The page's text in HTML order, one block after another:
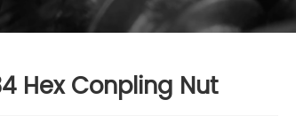
Hex Conpling Nut